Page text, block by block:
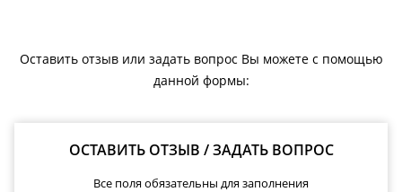
Оставить отзыв или задать вопрос Вы можете с помощью
данной формы:
ОСТАВИТЬ ОТЗЫВ / ЗАДАТЬ ВОПРОС
Все поля обязательны для заполнения